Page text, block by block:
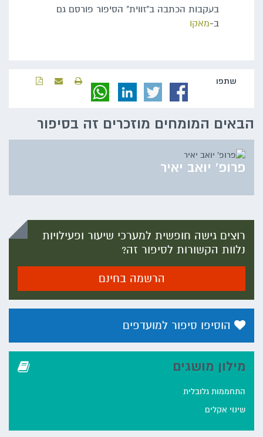
בעקבות הכתבה ב"זווית" הסיפור פורסם גם
ב-מאקו
שתפו‬
‫‫הבאים‬ ‫המומחים‬ ‫מוזכרים‬ ‫זה‬ ‫בסיפור‬
פרופ' יואב יאיר
רוצים גישה חופשית למערכי שיעור ופעילויות
נלוות הקשורות לסיפור זה?
הרשמה בחינם
הוסיפו סיפור למועדפים
מילון מושגים
התחממות גלובלית
שינוי אקלים